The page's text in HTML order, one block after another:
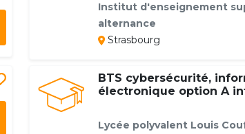
Institut d'enseignement
alternance
Strasbourg
BTS cybersécurité,
électronique option A
Lycée polyvalent Louis